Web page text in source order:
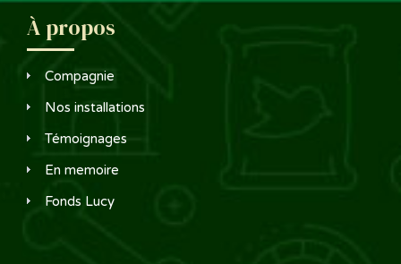
À propos
Compagnie
Nos installations
Témoignages
En memoire
Fonds Lucy